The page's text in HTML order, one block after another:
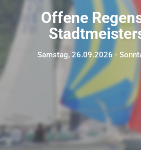
Offene
Samstag, 26.09.2026 -